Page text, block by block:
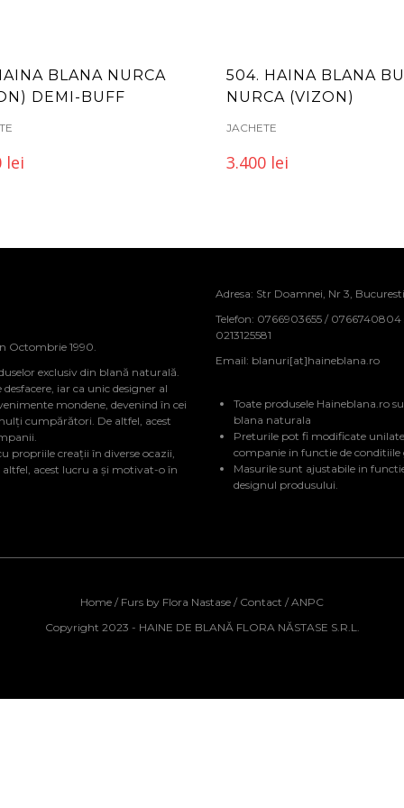
BLANA NURCA
DEMI-BUFF
lei
504. HAINA BLANA
NURCA (VIZON)
JACHETE
3.400 lei
Octombrie 1990.
exclusiv din blană naturală.
iar ca unic designer al
mondene, devenind în cei
cumpărători. De altfel, acest
propriile creații în diverse ocazii,
acest lucru a și motivat-o în
Adresa: Str Doamnei, Nr 3, Bucuresti
Telefon: 0766903655 / 0766740804
0213125581
Email: blanuri[at]haineblana.ro
Toate produsele Haineblana.ro
blana naturala
Preturile pot fi modificate
companie in functie de conditiile
Masurile sunt ajustabile in
designul produsului.
Home / Furs by Flora Nastase / Contact / ANPC
Copyright 2023 - HAINE DE BLANĂ FLORA NĂSTASE S.R.L.